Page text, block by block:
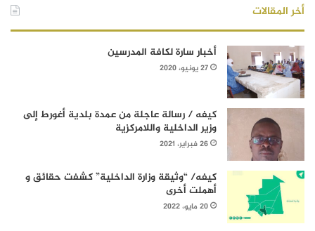
أخر المقالات
أخبار سارة لكافة المدرسين
27 يونيو، 2020
كيفه / رسالة عاجلة من عمدة بلدية أغورط إلى
وزير الداخلية واللامركزية
26 فبراير، 2021
كيفه/ “وثيقة وزارة الداخلية” كشفت حقائق و
أهملت أخرى
20 مايو، 2022